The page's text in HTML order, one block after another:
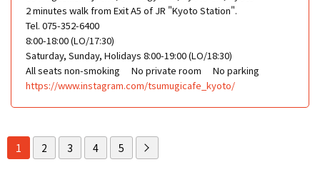
2 minutes walk from Exit A5 of JR "Kyoto Station".
Tel. 075-352-6400
8:00-18:00 (LO/17:30)
Saturday, Sunday, Holidays 8:00-19:00 (LO/18:30)
All seats non-smoking
No private room
No parking
https://www.instagram.com/tsumugicafe_kyoto/
1 2 3 4 5